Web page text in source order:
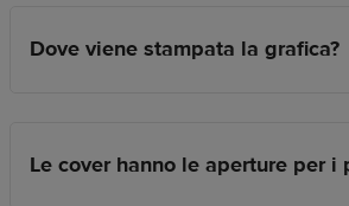
Dove viene stampata la grafica?
Le cover hanno le aperture per i